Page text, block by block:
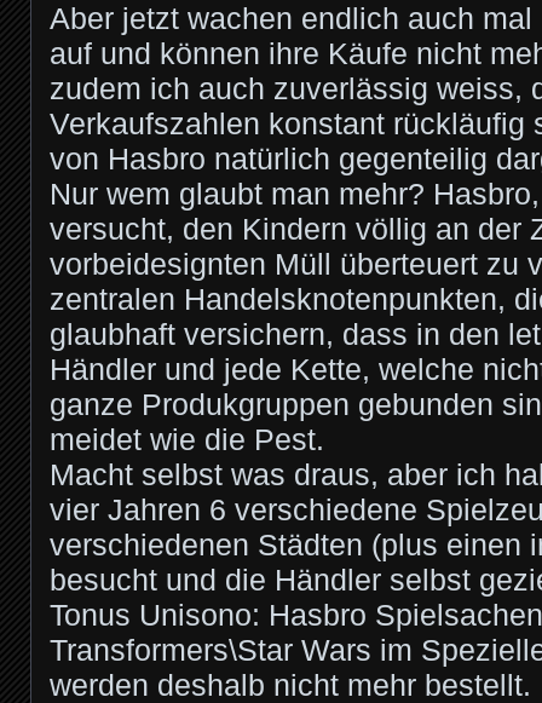
Aber jetzt wachen endlich auch
auf und können ihre Käufe nicht
zudem ich auch zuverlässig weiss,
Verkaufszahlen konstant rückläufig
von Hasbro natürlich gegenteilig
Nur wem glaubt man mehr?
versucht, den Kindern völlig an der
vorbeidesignten Müll überteuert zu
zentralen Handelsknotenpunkten,
glaubhaft versichern, dass in den
Händler und jede Kette, welche
ganze Produkgruppen gebunden
meidet wie die Pest.
Macht selbst was draus, aber ich
vier Jahren 6 verschiedene
verschiedenen Städten (plus einen
besucht und die Händler selbst
Tonus Unisono: Hasbro
Transformers\Star Wars im
werden deshalb nicht mehr bestellt.